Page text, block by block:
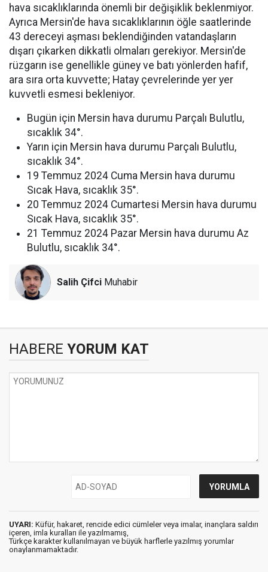
hava sıcaklıklarında önemli bir değişiklik beklenmiyor.
Ayrıca Mersin'de hava sıcaklıklarının öğle saatlerinde
43 dereceyi aşması beklendiğinden vatandaşların
dışarı çıkarken dikkatli olmaları gerekiyor. Mersin'de
rüzgarın ise genellikle güney ve batı yönlerden hafif,
ara sıra orta kuvvette; Hatay çevrelerinde yer yer
kuvvetli esmesi bekleniyor.
Bugün için Mersin hava durumu Parçalı Bulutlu,
sıcaklık 34°.
Yarın için Mersin hava durumu Parçalı Bulutlu,
sıcaklık 34°.
19 Temmuz 2024 Cuma Mersin hava durumu
Sıcak Hava, sıcaklık 35°.
20 Temmuz 2024 Cumartesi Mersin hava durumu
Sıcak Hava, sıcaklık 35°.
21 Temmuz 2024 Pazar Mersin hava durumu Az
Bulutlu, sıcaklık 34°.
Salih Çifci Muhabir
HABERE YORUM KAT
UYARI: Küfür, hakaret, rencide edici cümleler veya imalar, inançlara saldırı
içeren, imla kuralları ile yazılmamış,
Türkçe karakter kullanılmayan ve büyük harflerle yazılmış yorumlar
onaylanmamaktadır.